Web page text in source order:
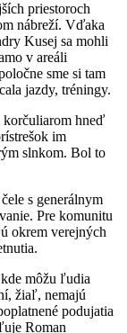
priestoroch
nábreží. Vďaka
Kusej sa mohli
v areáli
sme si tam
jazdy, tréningy.
hneď
im
slnkom. Bol to
s generálnym
Pre komunitu
okrem verejných
môžu ľudia
žiaľ, nemajú
podujatia
Roman